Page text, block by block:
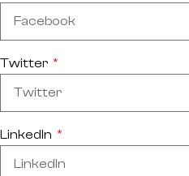
Twitter
LinkedIn